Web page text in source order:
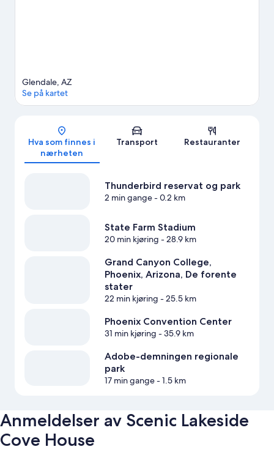
Kart
Glendale, AZ
Se på kartet
Hva som finnes i
nærheten
Transport Restauranter
Thunderbird reservat og park
2 min gange- 0.2 km
State Farm Stadium
20 min kjøring - 28.9 km
Grand Canyon College,
Phoenix, Arizona, De forente
stater
22 min kjøring - 25.5 km
Phoenix Convention Center
31 min kjøring - 35.9 km
Adobe-demningen regionale
park
17 min gange- 1.5 km
Anmeldelser av Scenic Lakeside
Cove House